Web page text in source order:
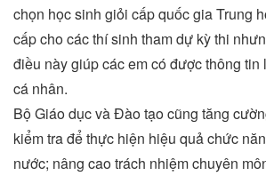
chọn học sinh giỏi cấp quốc gia Trung
cấp cho các thí sinh tham dự kỳ thi
điều này giúp các em có được thông
cá nhân.
Bộ Giáo dục và Đào tạo cũng tăng
kiểm tra để thực hiện hiệu quả chức
nước; nâng cao trách nhiệm chuyên